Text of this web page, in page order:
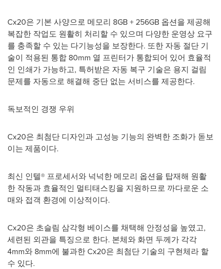
Cx20은 기본 사양으로 메모리 8GB + 256GB 옵션을 제공해
복잡한 작업도 원활히 처리할 수 있으며 다양한 운영상 요구
를 충족할 수 있는 다기능성을 보장한다. 또한 자동 절단 기
술이 적용된 통합 80mm 열 프린터가 통합되어 있어 효율적
인 인쇄가 가능하고, 특허받은 자동 복구 기술은 용지 걸림
문제를 자동으로 해결해 중단 없는 서비스를 제공한다.
독보적인 경쟁 우위
Cx20은 최첨단 디자인과 고성능 기능의 완벽한 조화가 돋보
이는 제품이다.
최신 인텔® 프로세서와 넉넉한 메모리 옵션을 탑재해 원활
한 작동과 효율적인 멀티태스킹을 지원하므로 까다로운 소
매와 접객 환경에 이상적이다.
Cx20은 초슬림 삼각형 베이스를 채택해 안정성을 높였고,
세련된 외관을 특징으로 한다. 본체와 화면 두께가 각각
4mm와 8mm에 불과한 Cx20은 최첨단 기술의 구현체라 할
수 있다.